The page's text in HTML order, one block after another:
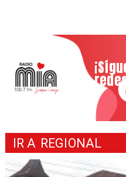
IR A REGIONAL